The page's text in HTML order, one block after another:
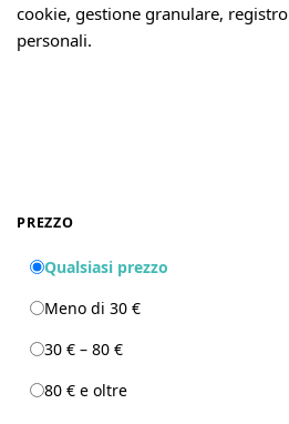
cookie, gestione granulare,
personali.
PREZZO
Qualsiasi prezzo
Meno di 30 €
30 € – 80 €
80 € e oltre